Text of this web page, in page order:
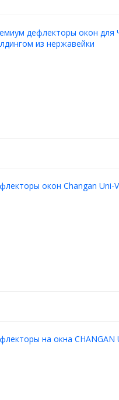
дефлекторы окон
из нержавейки
окон Changan Uni-
на окна CHANGAN